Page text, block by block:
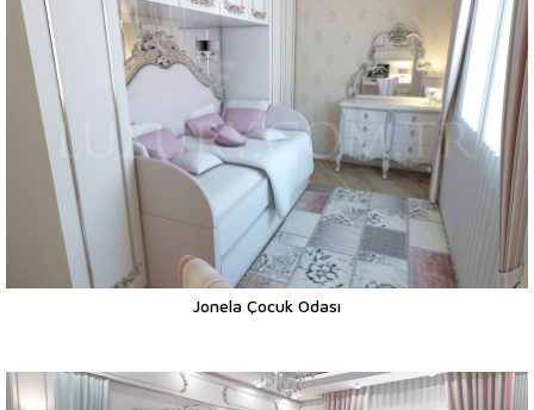
Jonela Çocuk Odası